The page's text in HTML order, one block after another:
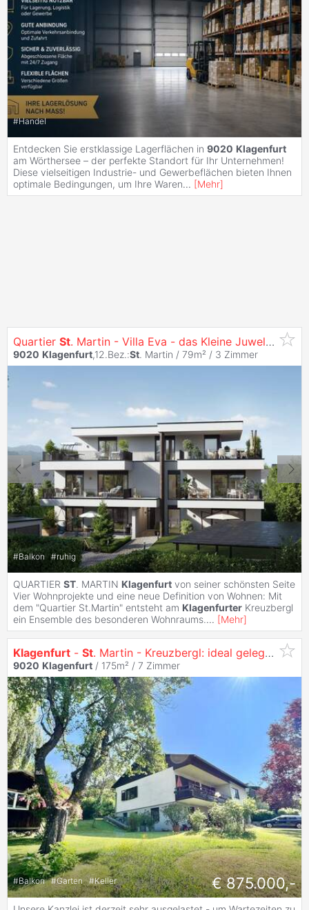
#Handel
Entdecken Sie erstklassige Lagerflächen in 9020 Klagenfurt
am Wörthersee – der perfekte Standort für Ihr Unternehmen!
Diese vielseitigen Industrie- und Gewerbeflächen bieten Ihnen
optimale Bedingungen, um Ihre Waren... [Mehr]
Quartier St. Martin - Villa Eva - das Kleine Juwel am Konradweg
9020 Klagenfurt,12.Bez.:St. Martin / 79m² / 3 Zimmer
#Balkon #ruhig
QUARTIER ST. MARTIN Klagenfurt von seiner schönsten Seite
Vier Wohnprojekte und eine neue Definition von Wohnen: Mit
dem "Quartier St.Martin" entsteht am Klagenfurter Kreuzbergl
ein Ensemble des besonderen Wohnraums.... [Mehr]
Klagenfurt - St. Martin - Kreuzbergl: ideal gelegen Immobilie mit TOP POTENTIAL
9020 Klagenfurt / 175m² / 7 Zimmer
#Balkon #Garten #Keller € 875.000,-